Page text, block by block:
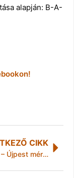
alapján: B-A-
CIKK
A DVTK – Újpest mérkőzésen résztvevő szurkolók figyelmébe